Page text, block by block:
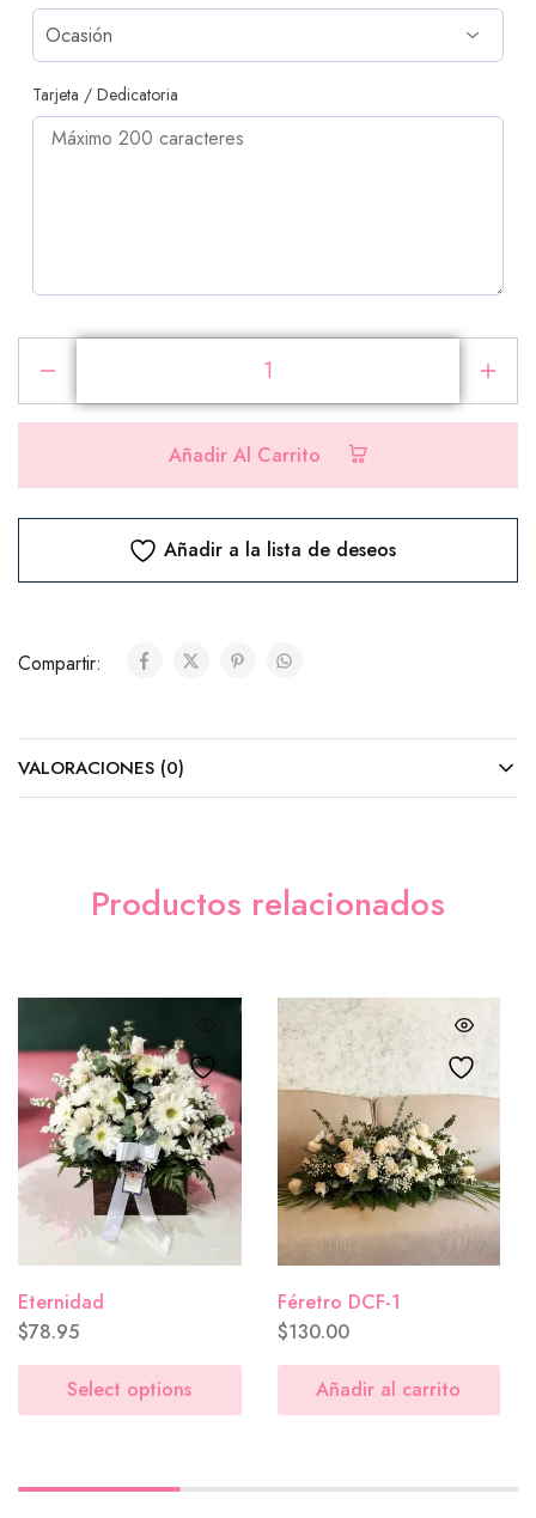
Tarjeta / Dedicatoria
PRODUCTOS ADICIONALES
pedido
Chocolates
Ferrero Rocher (8 unidades)($10.00)
Cadbury (Barra)($5.00)
($8.00)
Sencilla($0.00)
Aniversario($0.00)
Lluvia de flores($0.00)
Añadir Al Carrito
Añadir a la lista de deseos
Compartir:
VALORACIONES (0)
Productos relacionados
Eternidad
$78.95
Select options
Féretro DCF-1
$130.00
Añadir al carrito